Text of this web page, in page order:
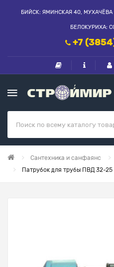
БИЙСК: ЯМИНСКАЯ 40,
БЕЛОКУРИХА:
+7
Сантехника и санфаянс
Патрубок для трубы ПВД 32-